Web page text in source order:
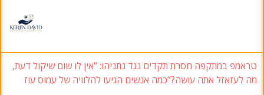
טראמפ במתקפה חסרת תקדים נגד נתניהו: “אין לו שום שיקול דעת,
מה לעזאזל אתה עושה?“כמה אנשים הגיעו להלוויה של עמוס עוז